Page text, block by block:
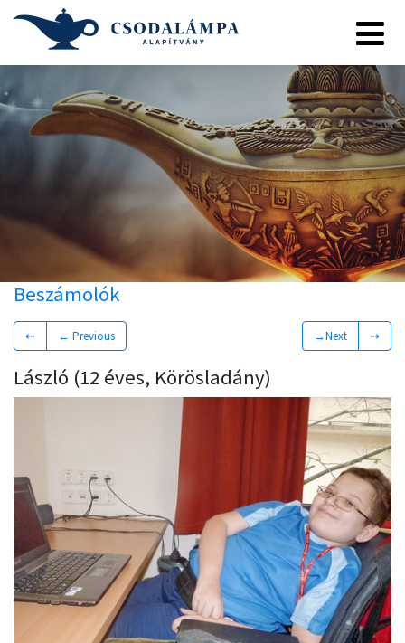
Beszámolók
⇠ ← Previous →Next ⇢
László (12 éves, Körösladány)